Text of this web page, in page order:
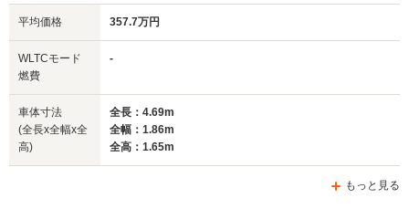
サイズ
(全長x全幅x全高)
-m
平均価格 357.7万円
WLTCモード
燃費
-
車体寸法
(全長x全幅x全
高)
全長：4.69m
全幅：1.86m
全高：1.65m
もっと見る